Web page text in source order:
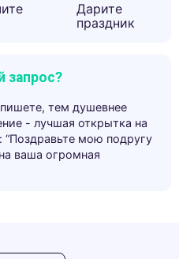
Дарите
праздник
запрос?
тем душевнее
- лучшая открытка на
мою подругу
ваша огромная